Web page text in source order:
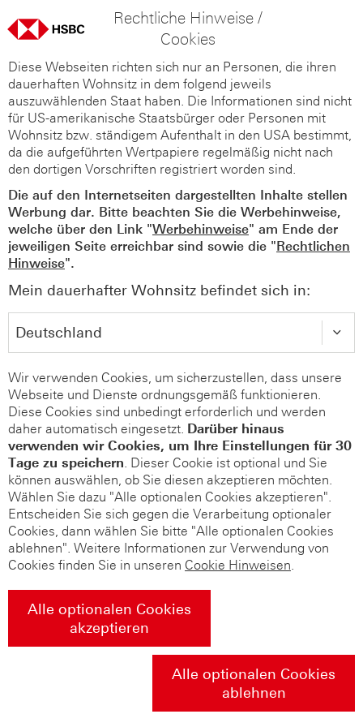
Rechtliche Hinweise /
Cookies
Diese Webseiten richten sich nur an Personen, die ihren
dauerhaften Wohnsitz in dem folgend jeweils
auszuwählenden Staat haben. Die Informationen sind nicht
für US-amerikanische Staatsbürger oder Personen mit
Wohnsitz bzw. ständigem Aufenthalt in den USA bestimmt,
da die aufgeführten Wertpapiere regelmäßig nicht nach
den dortigen Vorschriften registriert worden sind.
Die auf den Internetseiten dargestellten Inhalte stellen
Werbung dar. Bitte beachten Sie die Werbehinweise,
welche über den Link "Werbehinweise" am Ende der
jeweiligen Seite erreichbar sind sowie die "Rechtlichen
Hinweise".
Mein dauerhafter Wohnsitz befindet sich in:
Wir verwenden Cookies, um sicherzustellen, dass unsere
Webseite und Dienste ordnungsgemäß funktionieren.
Diese Cookies sind unbedingt erforderlich und werden
daher automatisch eingesetzt. Darüber hinaus
verwenden wir Cookies, um Ihre Einstellungen für 30
Tage zu speichern. Dieser Cookie ist optional und Sie
können auswählen, ob Sie diesen akzeptieren möchten.
Wählen Sie dazu "Alle optionalen Cookies akzeptieren".
Entscheiden Sie sich gegen die Verarbeitung optionaler
Cookies, dann wählen Sie bitte "Alle optionalen Cookies
ablehnen". Weitere Informationen zur Verwendung von
Cookies finden Sie in unseren Cookie Hinweisen.
Alle optionalen Cookies
akzeptieren
Alle optionalen Cookies
ablehnen